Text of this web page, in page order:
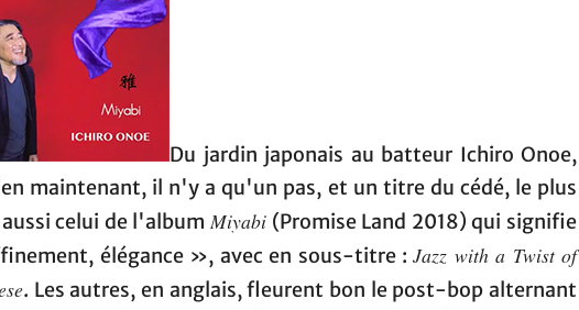
Du jardin japonais au batteur Ichiro Onoe,
maintenant, il n'y a qu'un pas, et un titre du cédé, le plus
aussi celui de l'albumMiyabi (Promise Land 2018) qui signifie
élégance », avec en sous-titre :Jazz with a Twist of
. Les autres, en anglais, fleurent bon le post-bop alternant